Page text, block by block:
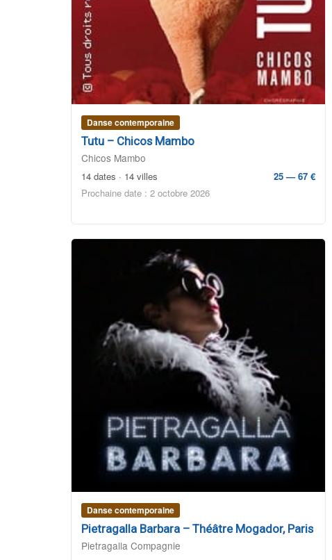
Danse contemporaine
Tutu – Chicos Mambo
Chicos Mambo
14 dates · 14 villes
25 — 67 €
Prochaine date : 2 octobre 2026
Danse contemporaine
Pietragalla Barbara – Théâtre Mogador, Paris
Pietragalla Compagnie